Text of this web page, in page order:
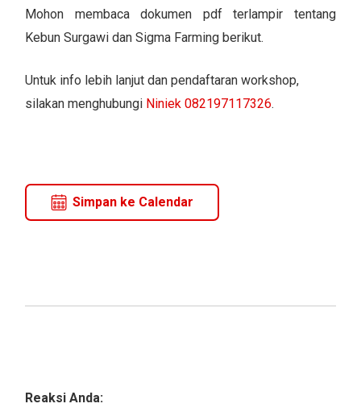
Mohon membaca dokumen pdf terlampir tentang
Kebun Surgawi dan Sigma Farming berikut.
Untuk info lebih lanjut dan pendaftaran workshop,
silakan menghubungi Niniek 082197117326.
Simpan ke Calendar
Reaksi Anda: